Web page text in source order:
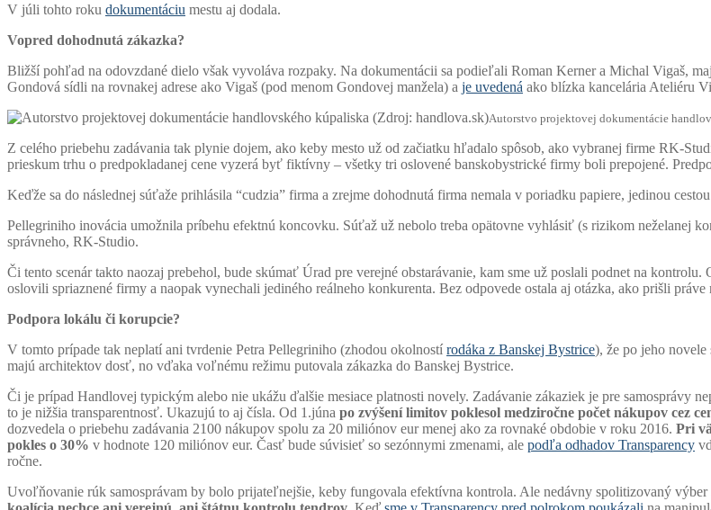
V júli tohto roku dokumentáciu mestu aj dodala.
Vopred dohodnutá zákazka?
Bližší pohľad na odovzdané dielo však vyvoláva rozpaky. Na dokumentácii sa podieľali Roman Kerner a Michal Vigaš,
Gondová sídli na rovnakej adrese ako Vigaš (pod menom Gondovej manžela) a je uvedená ako blízka kancelária Ateliéru
Autorstvo projektovej dokumentácie
Z celého priebehu zadávania tak plynie dojem, ako keby mesto už od začiatku hľadalo spôsob, ako vybranej firme RK-
prieskum trhu o predpokladanej cene vyzerá byť fiktívny – všetky tri oslovené banskobystrické firmy boli prepojené.
Keďže sa do následnej súťaže prihlásila “cudzia” firma a zrejme dohodnutá firma nemala v poriadku papiere, jedinou
Pellegriniho inovácia umožnila príbehu efektnú koncovku. Súťaž už nebolo treba opätovne vyhlásiť (s rizikom neželanej
správneho, RK-Studio.
Či tento scenár takto naozaj prebehol, bude skúmať Úrad pre verejné obstarávanie, kam sme už poslali podnet na
oslovili spriaznené firmy a naopak vynechali jediného reálneho konkurenta. Bez odpovede ostala aj otázka, ako prišli
Podpora lokálu či korupcie?
V tomto prípade tak neplatí ani tvrdenie Petra Pellegriniho (zhodou okolností rodáka z Banskej Bystrice), že po jeho
majú architektov dosť, no vďaka voľnému režimu putovala zákazka do Banskej Bystrice.
Či je prípad Handlovej typickým alebo nie ukážu ďalšie mesiace platnosti novely. Zadávanie zákaziek je pre samosprávy
to je nižšia transparentnosť. Ukazujú to aj čísla. Od 1.júna po zvýšení limitov poklesol medziročne počet nákupov cez
dozvedela o priebehu zadávania 2100 nákupov spolu za 20 miliónov eur menej ako za rovnaké obdobie v roku 2016. Pri
pokles o 30% v hodnote 120 miliónov eur. Časť bude súvisieť so sezónnymi zmenami, ale podľa odhadov Transparency
ročne.
Uvoľňovanie rúk samosprávam by bolo prijateľnejšie, keby fungovala efektívna kontrola. Ale nedávny spolitizovaný